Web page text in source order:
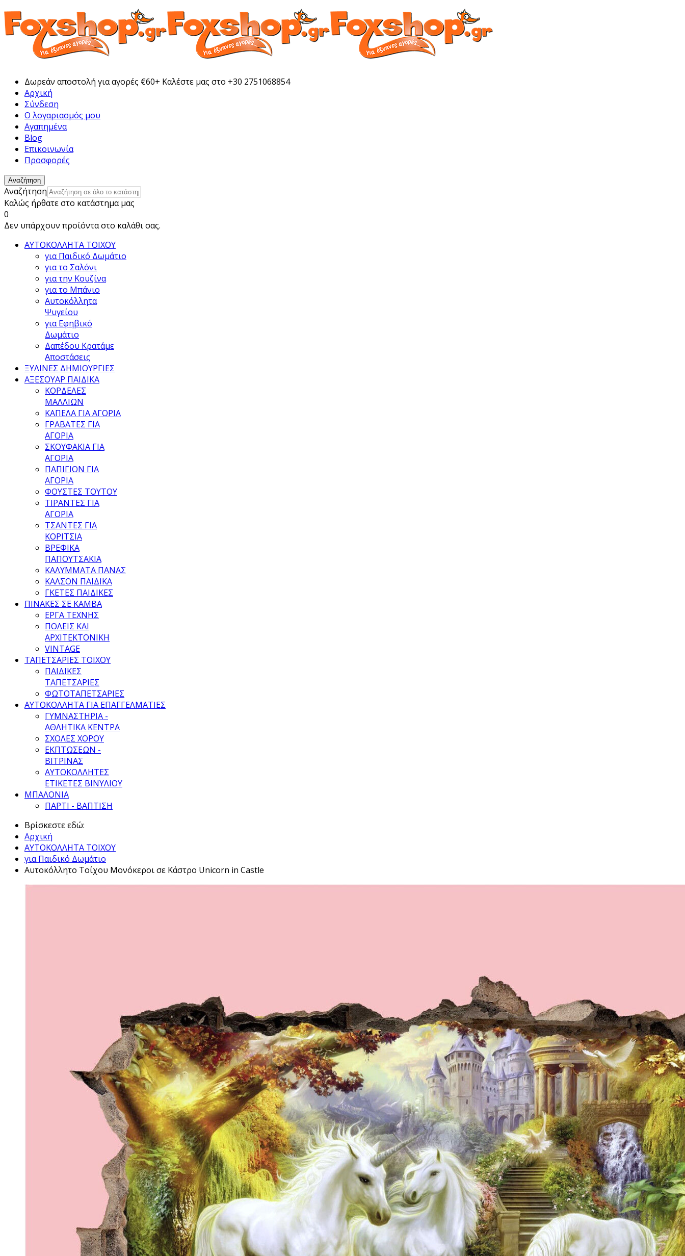
Δωρεάν αποστολή για αγορές €60+ Καλέστε μας στο +30 2751068854
Αρχική
Σύνδεση
Ο λογαριασμός μου
Αγαπημένα
Blog
Επικοινωνία
Προσφορές
Αναζήτηση
Αναζήτηση
Καλώς ήρθατε στο κατάστημα μας
0
Δεν υπάρχουν προίόντα στο καλάθι σας.
ΑΥΤΟΚΟΛΛΗΤΑ ΤΟΙΧΟΥ
για Παιδικό Δωμάτιο
για το Σαλόνι
για την Κουζίνα
για το Μπάνιο
Αυτοκόλλητα
Ψυγείου
για Εφηβικό
Δωμάτιο
Δαπέδου Κρατάμε
Αποστάσεις
ΞΥΛΙΝΕΣ ΔΗΜΙΟΥΡΓΙΕΣ
ΑΞΕΣΟΥΑΡ ΠΑΙΔΙΚΑ
ΚΟΡΔΕΛΕΣ
ΜΑΛΛΙΩΝ
ΚΑΠΕΛΑ ΓΙΑ ΑΓΟΡΙΑ
ΓΡΑΒΑΤΕΣ ΓΙΑ
ΑΓΟΡΙΑ
ΣΚΟΥΦΑΚΙΑ ΓΙΑ
ΑΓΟΡΙΑ
ΠΑΠΙΓΙΟΝ ΓΙΑ
ΑΓΟΡΙΑ
ΦΟΥΣΤΕΣ ΤΟΥΤΟΥ
ΤΙΡΑΝΤΕΣ ΓΙΑ
ΑΓΟΡΙΑ
ΤΣΑΝΤΕΣ ΓΙΑ
ΚΟΡΙΤΣΙΑ
ΒΡΕΦΙΚΑ
ΠΑΠΟΥΤΣΑΚΙΑ
ΚΑΛΥΜΜΑΤΑ ΠΑΝΑΣ
ΚΑΛΣΟΝ ΠΑΙΔΙΚΑ
ΓΚΕΤΕΣ ΠΑΙΔΙΚΕΣ
ΠΙΝΑΚΕΣ ΣΕ ΚΑΜΒΑ
ΕΡΓΑ ΤΕΧΝΗΣ
ΠΟΛΕΙΣ ΚΑΙ
ΑΡΧΙΤΕΚΤΟΝΙΚΗ
VINTAGE
ΤΑΠΕΤΣΑΡΙΕΣ ΤΟΙΧΟΥ
ΠΑΙΔΙΚΕΣ
ΤΑΠΕΤΣΑΡΙΕΣ
ΦΩΤΟΤΑΠΕΤΣΑΡΙΕΣ
ΑΥΤΟΚΟΛΛΗΤΑ ΓΙΑ ΕΠΑΓΓΕΛΜΑΤΙΕΣ
ΓΥΜΝΑΣΤΗΡΙΑ -
ΑΘΛΗΤΙΚΑ ΚΕΝΤΡΑ
ΣΧΟΛΕΣ ΧΟΡΟΥ
ΕΚΠΤΩΣΕΩΝ -
ΒΙΤΡΙΝΑΣ
ΑΥΤΟΚΟΛΛΗΤΕΣ
ΕΤΙΚΕΤΕΣ ΒΙΝΥΛΙΟΥ
ΜΠΑΛΟΝΙΑ
ΠΑΡΤΙ - ΒΑΠΤΙΣΗ
Βρίσκεστε εδώ:
Αρχική
ΑΥΤΟΚΟΛΛΗΤΑ ΤΟΙΧΟΥ
για Παιδικό Δωμάτιο
Αυτοκόλλητο Τοίχου Μονόκεροι σε Κάστρο Unicorn in Castle